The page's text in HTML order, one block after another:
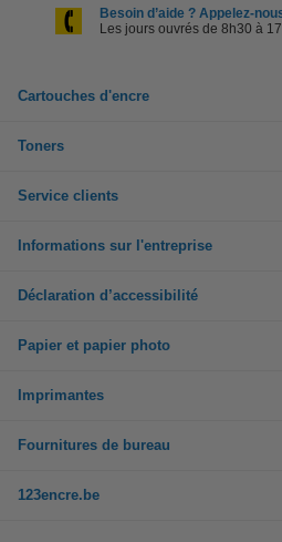
Besoin d’aide ? Appelez-
Les jours ouvrés de 8h30 à
Cartouches d'encre
Toners
Service clients
Informations sur l'entreprise
Déclaration d’accessibilité
Papier et papier photo
Imprimantes
Fournitures de bureau
123encre.be